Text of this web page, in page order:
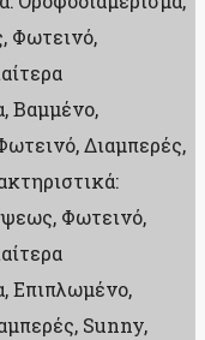
Φωτεινό,
Βαμμένο,
Διαμπερές,
Φωτεινό,
Επιπλωμένο,
Sunny,